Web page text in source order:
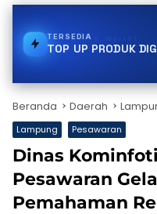
TERSEDIA
TOP UP PRODUK
Beranda Daerah
Lampung Pesawaran
Dinas
Pesawaran
Pemahaman